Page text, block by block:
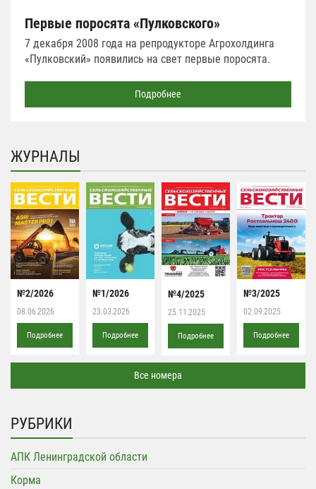
Первые поросята «Пулковского»
7 декабря 2008 года на репродукторе Агрохолдинга
«Пулковский» появились на свет первые поросята.
Подробнее
ЖУРНАЛЫ
№2/2026
08.06.2026
Подробнее
№1/2026
23.03.2026
Подробнее
№4/2025
25.11.2025
Подробнее
№3/2025
02.09.2025
Подробнее
Все номера
РУБРИКИ
АПК Ленинградской области
Корма